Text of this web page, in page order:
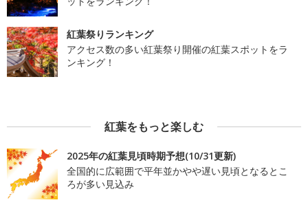
紅葉祭りランキング
アクセス数の多い紅葉祭り開催の紅葉スポットをラ
ンキング！
紅葉をもっと楽しむ
2025年の紅葉見頃時期予想(10/31更新)
全国的に広範囲で平年並かやや遅い見頃となるとこ
ろが多い見込み